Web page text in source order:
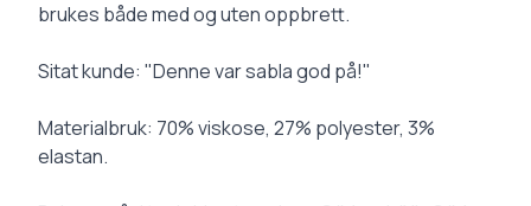
brukes både med og uten oppbrett.
Sitat kunde: "Denne var sabla god på!"
Materialbruk: 70% viskose, 27% polyester, 3%
elastan.